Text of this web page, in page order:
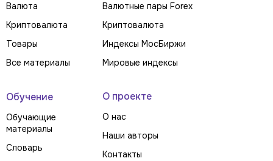
Валюта
Криптовалюта
Товары
Все материалы
Валютные пары Forex
Криптовалюта
Индексы МосБиржи
Мировые индексы
Обучение
Обучающие
материалы
Словарь
О проекте
О нас
Наши авторы
Контакты